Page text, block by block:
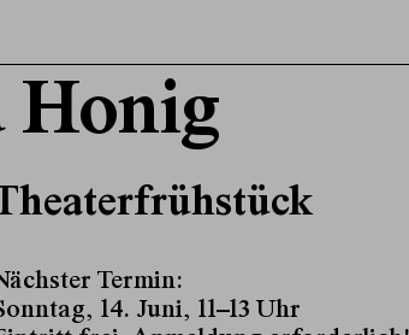
Honig
Termin:
14. Juni, 11–13 Uhr